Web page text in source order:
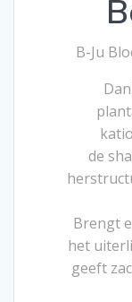
B-Ju
de
Brengt
het
geeft